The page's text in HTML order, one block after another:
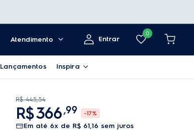
Atendimento
Entrar
0
Lançamentos Inspira
R$ 445,54
R$366,99 -17%
em até 6x de R$ 61,16 sem juros